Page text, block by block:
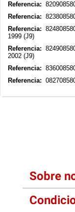
Referencia:
Referencia:
Referencia:
1999 (J9)
Referencia:
2002 (J9)
Referencia:
Referencia:
Sobre